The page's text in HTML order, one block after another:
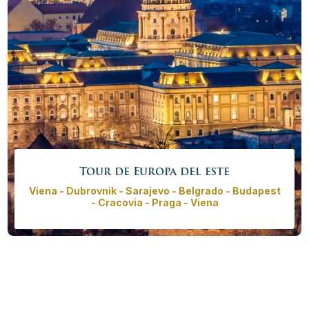
Más info Reservar ahora
Tour de Europa del este
Viena - Dubrovnik - Sarajevo - Belgrado - Budapest
- Cracovia - Praga - Viena
Explore los mejores destinos de la ´Nueva Europa´ en